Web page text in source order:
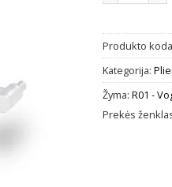
Produkto
Kategorija:
Žyma: R01 -
Prekės